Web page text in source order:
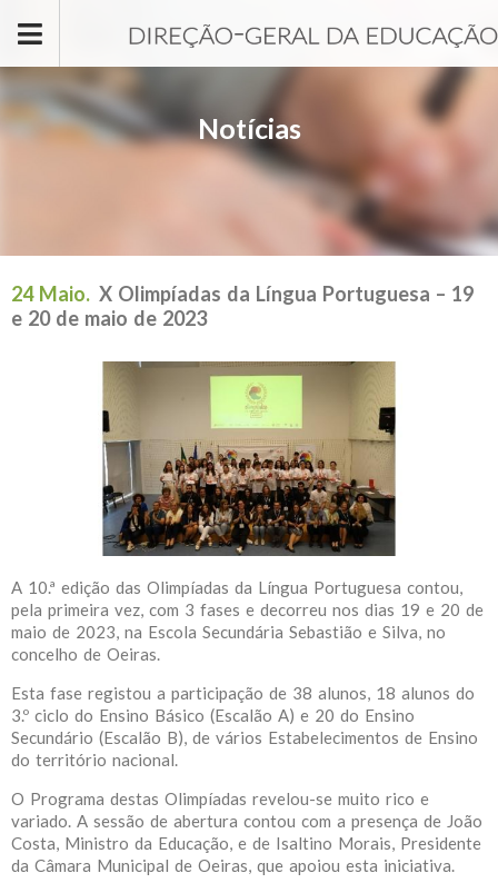
Notícias
24 Maio. X Olimpíadas da Língua Portuguesa – 19
e 20 de maio de 2023
A 10.ª edição das Olimpíadas da Língua Portuguesa contou,
pela primeira vez, com 3 fases e decorreu nos dias 19 e 20 de
maio de 2023, na Escola Secundária Sebastião e Silva, no
concelho de Oeiras.
Esta fase registou a participação de 38 alunos, 18 alunos do
3.º ciclo do Ensino Básico (Escalão A) e 20 do Ensino
Secundário (Escalão B), de vários Estabelecimentos de Ensino
do território nacional.
O Programa destas Olimpíadas revelou-se muito rico e
variado. A sessão de abertura contou com a presença de João
Costa, Ministro da Educação, e de Isaltino Morais, Presidente
da Câmara Municipal de Oeiras, que apoiou esta iniciativa.